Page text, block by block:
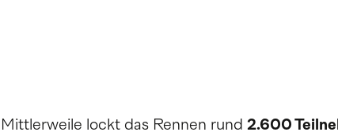
Mittlerweile lockt das Rennen rund 2.600